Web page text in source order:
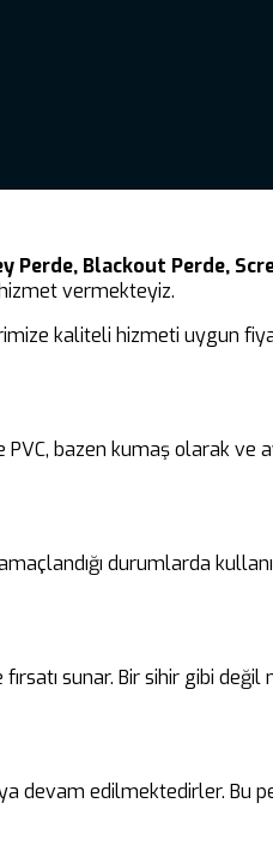
Perde, Blackout Perde,
vermekteyiz.
kaliteli hizmeti uygun
bazen kumaş olarak
durumlarda
sunar. Bir sihir gibi
edilmektedirler. Bu